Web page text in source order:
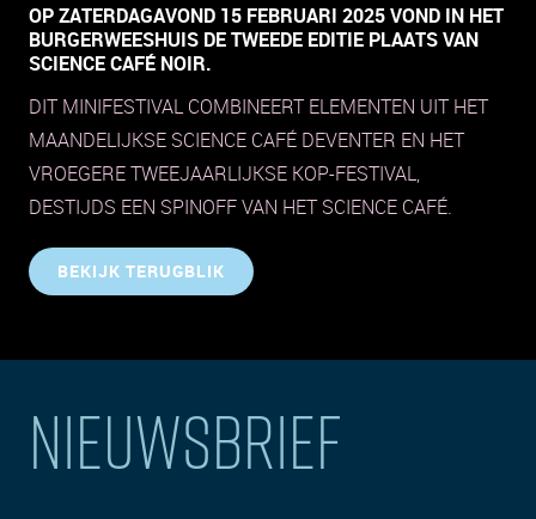
OP ZATERDAGAVOND 15 FEBRUARI 2025 VOND IN HET
BURGERWEESHUIS DE TWEEDE EDITIE PLAATS VAN
SCIENCE CAFÉ NOIR.
DIT MINIFESTIVAL COMBINEERT ELEMENTEN UIT HET
MAANDELIJKSE SCIENCE CAFÉ DEVENTER EN HET
VROEGERE TWEEJAARLIJKSE KOP-FESTIVAL,
DESTIJDS EEN SPINOFF VAN HET SCIENCE CAFÉ.
BEKIJK TERUGBLIK
NIEUWSBRIEF